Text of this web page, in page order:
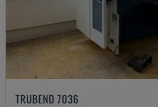
TRUBEND 7036